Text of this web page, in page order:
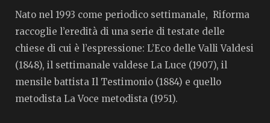
Nato nel 1993 come periodico settimanale, Riforma
raccoglie l’eredità di una serie di testate delle
chiese di cui è l’espressione: L’Eco delle Valli Valdesi
(1848), il settimanale valdese La Luce (1907), il
mensile battista Il Testimonio (1884) e quello
metodista La Voce metodista (1951).